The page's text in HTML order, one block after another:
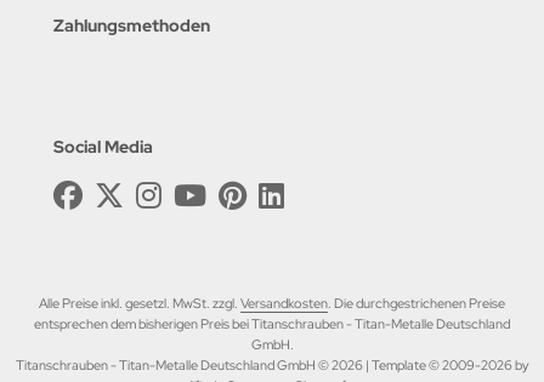
Zahlungsmethoden
Social Media
Alle Preise inkl. gesetzl. MwSt. zzgl. Versandkosten . Die durchgestrichenen Preise
entsprechen dem bisherigen Preis bei Titanschrauben - Titan-Metalle Deutschland
GmbH.
Titanschrauben - Titan-Metalle Deutschland GmbH © 2026 | Template © 2009-2026 by